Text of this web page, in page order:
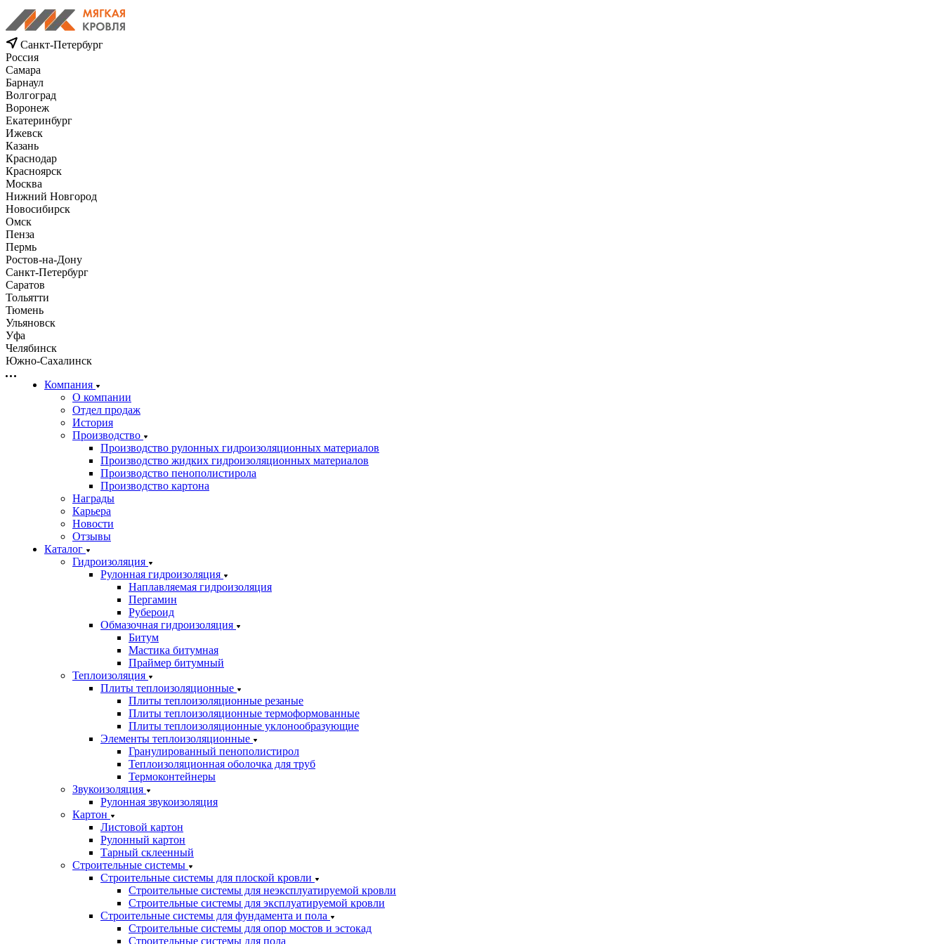
Санкт-Петербург
Россия
Самара
Барнаул
Волгоград
Воронеж
Екатеринбург
Ижевск
Казань
Краснодар
Красноярск
Москва
Нижний Новгород
Новосибирск
Омск
Пенза
Пермь
Ростов-на-Дону
Санкт-Петербург
Саратов
Тольятти
Тюмень
Ульяновск
Уфа
Челябинск
Южно-Сахалинск
Компания
О компании
Отдел продаж
История
Производство
Производство рулонных гидроизоляционных материалов
Производство жидких гидроизоляционных материалов
Производство пенополистирола
Производство картона
Награды
Карьера
Новости
Отзывы
Каталог
Гидроизоляция
Рулонная гидроизоляция
Наплавляемая гидроизоляция
Пергамин
Рубероид
Обмазочная гидроизоляция
Битум
Мастика битумная
Праймер битумный
Теплоизоляция
Плиты теплоизоляционные
Плиты теплоизоляционные резаные
Плиты теплоизоляционные термоформованные
Плиты теплоизоляционные уклонообразующие
Элементы теплоизоляционные
Гранулированный пенополистирол
Теплоизоляционная оболочка для труб
Термоконтейнеры
Звукоизоляция
Рулонная звукоизоляция
Картон
Листовой картон
Рулонный картон
Тарный склеенный
Строительные системы
Строительные системы для плоской кровли
Строительные системы для неэксплуатируемой кровли
Строительные системы для эксплуатируемой кровли
Строительные системы для фундамента и пола
Строительные системы для опор мостов и эстокад
Строительные системы для пола